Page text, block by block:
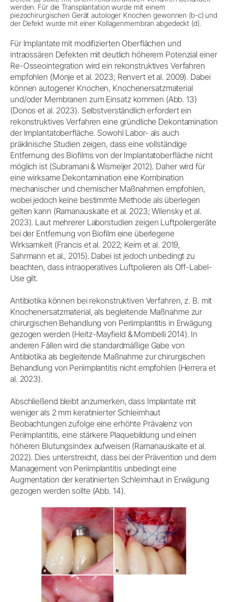
werden. Für die Transplantation wurde mit einem
piezochirurgischen Gerät autologer Knochen gewonnen (b-c) und
der Defekt wurde mit einer Kollagenmembran abgedeckt (d).
Für Implantate mit modifizierten Oberflächen und
intraossären Defekten mit deutlich höherem Potenzial einer
Re-Osseointegration wird ein rekonstruktives Verfahren
empfohlen (Monje et al. 2023; Renvert et al. 2009). Dabei
können autogener Knochen, Knochenersatzmaterial
und/oder Membranen zum Einsatz kommen (Abb. 13)
(Donos et al. 2023). Selbstverständlich erfordert ein
rekonstruktives Verfahren eine gründliche Dekontamination
der Implantatoberfläche. Sowohl Labor- als auch
präklinische Studien zeigen, dass eine vollständige
Entfernung des Biofilms von der Implantatoberfläche nicht
möglich ist (Subramani & Wismeijer 2012). Daher wird für
eine wirksame Dekontamination eine Kombination
mechanischer und chemischer Maßnahmen empfohlen,
wobei jedoch keine bestimmte Methode als überlegen
gelten kann (Ramanauskaite et al. 2023; Wilensky et al.
2023). Laut mehrerer Laborstudien zeigen Luftpoliergeräte
bei der Entfernung von Biofilm eine überlegene
Wirksamkeit (Francis et al. 2022; Keim et al. 2019,
Sahrmann et al., 2015). Dabei ist jedoch unbedingt zu
beachten, dass intraoperatives Luftpolieren als Off-Label-
Use gilt.
Antibiotika können bei rekonstruktiven Verfahren, z. B. mit
Knochenersatzmaterial, als begleitende Maßnahme zur
chirurgischen Behandlung von Periimplantitis in Erwägung
gezogen werden (Heitz-Mayfield & Mombelli 2014). In
anderen Fällen wird die standardmäßige Gabe von
Antibiotika als begleitende Maßnahme zur chirurgischen
Behandlung von Periimplantitis nicht empfohlen (Herrera et
al. 2023).
Abschließend bleibt anzumerken, dass Implantate mit
weniger als 2 mm keratinierter Schleimhaut
Beobachtungen zufolge eine erhöhte Prävalenz von
Periimplantitis, eine stärkere Plaquebildung und einen
höheren Blutungsindex aufweisen (Ramanauskaite et al.
2022). Dies unterstreicht, dass bei der Prävention und dem
Management von Periimplantitis unbedingt eine
Augmentation der keratinierten Schleimhaut in Erwägung
gezogen werden sollte (Abb. 14).